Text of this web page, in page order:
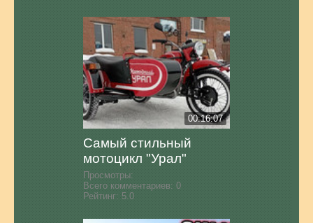
00:16:07
Самый стильный
мотоцикл "Урал"
Просмотры:
Всего комментариев: 0
Рейтинг: 5.0